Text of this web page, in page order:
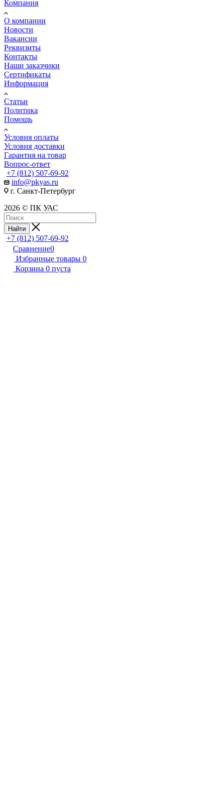
Компания
О компании
Новости
Вакансии
Реквизиты
Контакты
Наши заказчики
Сертификаты
Информация
Статьи
Политика
Помощь
Условия оплаты
Условия доставки
Гарантия на товар
Вопрос-ответ
+7 (812) 507-69-92
info@pkyas.ru
г. Санкт-Петербург
2026 © ПК УАС
Найти
+7 (812) 507-69-92
Сравнение0
Избранные товары 0
Корзина 0 пуста